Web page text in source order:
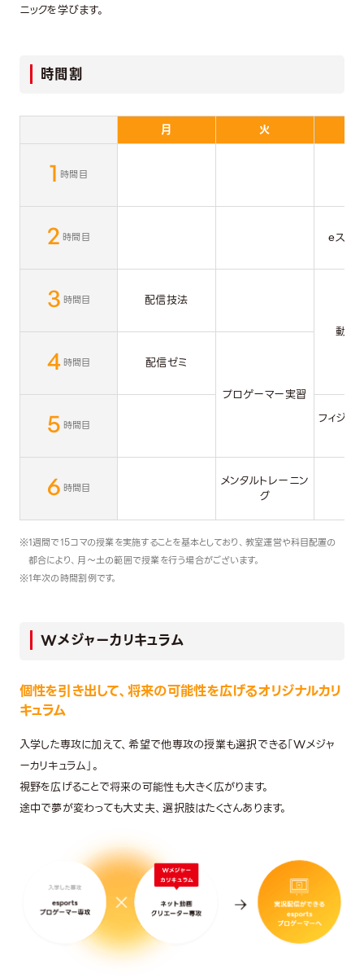
ニックを学びます。
時間割
月 火
1 時間目
2 時間目 eスポ
3 時間目
配信技法
動画
4 時間目
配信ゼミ
プロゲーマー実習
5 時間目
フィジカ
6 時間目
メンタルトレーニン
グ
1週間で15コマの授業を実施することを基本としており、教室運営や科目配置の
都合により、月～土の範囲で授業を行う場合がございます。
1年次の時間割例です。
Wメジャーカリキュラム
個性を引き出して、将来の可能性を広げるオリジナルカリ
キュラム
入学した専攻に加えて、希望で他専攻の授業も選択できる「Wメジャ
ーカリキュラム」。
視野を広げることで将来の可能性も大きく広がります。
途中で夢が変わっても大丈夫、選択肢はたくさんあります。